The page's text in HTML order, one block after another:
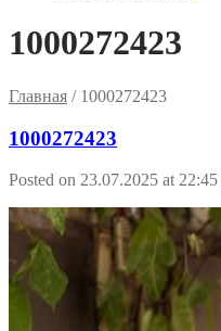
1000272423
Главная / 1000272423
1000272423
Posted on 23.07.2025 at 22:45